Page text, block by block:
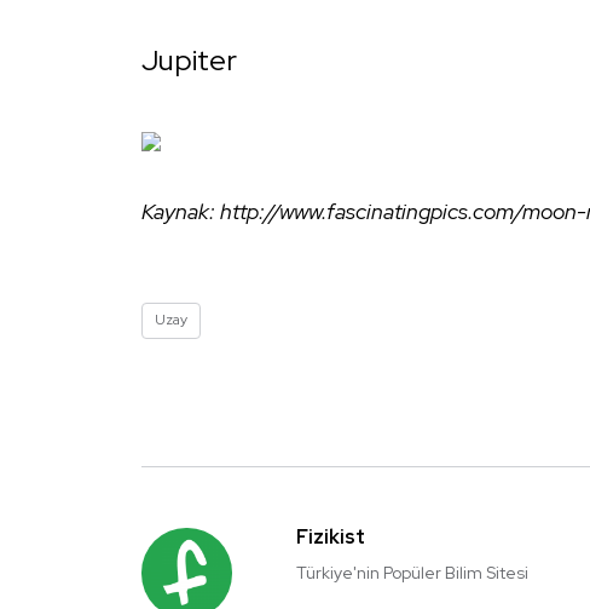
Jupiter
Kaynak: http://www.fascinatingpics.com/
Uzay
Fizikist
Türkiye'nin Popüler Bilim Sitesi